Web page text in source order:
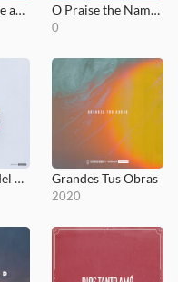
Goodness, Love and Mercy O Praise the Name (Anástasis): An Easter Moment
0
La Esperanza del Mundo Grandes Tus Obras
2020